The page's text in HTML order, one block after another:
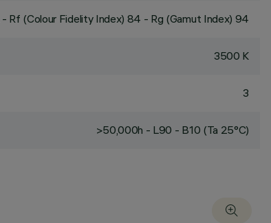
- Rf (Colour Fidelity Index) 84 - Rg (Gamut Index) 94
3500 K
3
>50,000h - L90 - B10 (Ta 25°C)